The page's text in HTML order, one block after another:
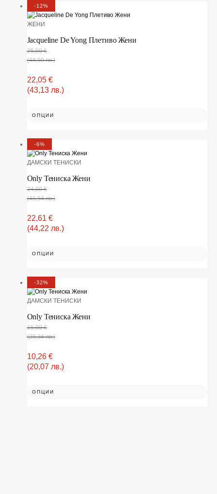
-12%
ЖЕНИ
Jacqueline De Yong Плетиво Жени
25,00€
(48,90 лв.)
22,05 €
(43,13 лв.)
ОПЦИИ
-6%
ДАМСКИ ТЕНИСКИ
Only Тениска Жени
24,00€
(46,94 лв.)
22,61 €
(44,22 лв.)
ОПЦИИ
-32%
ДАМСКИ ТЕНИСКИ
Only Тениска Жени
15,00€
(29,34 лв.)
10,26 €
(20,07 лв.)
ОПЦИИ